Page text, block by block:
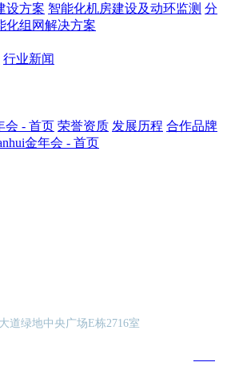
设方案 智能化机房建设及动环监测 分
化组网解决方案
行业新闻
会 - 首页 荣誉资质 发展历程 合作品牌
金年会 - 首页
道绿地中央广场E栋2716室